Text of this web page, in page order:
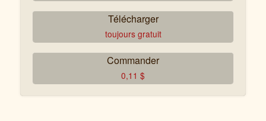
Télécharger
toujours gratuit
Commander
0,11 $